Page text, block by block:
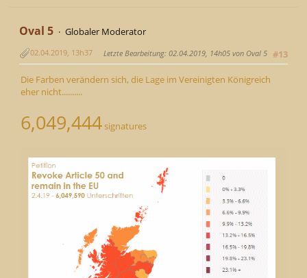
Oval 5
Globaler Moderator
#13
02.04.2019, 13h37 Letzte Bearbeitung: 02.04.2019, 14h05 von Oval 5
Die Farben verändern sich, die Lage im Vereinigten Königreich
eher nicht..........
6,049,444signatures